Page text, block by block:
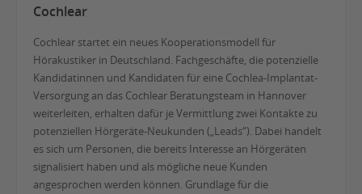
Cochlear
Cochlear startet ein neues Kooperationsmodell für
Hörakustiker in Deutschland. Fachgeschäfte, die potenzielle
Kandidatinnen und Kandidaten für eine Cochlea-Implantat-
Versorgung an das Cochlear Beratungsteam in Hannover
weiterleiten, erhalten dafür je Vermittlung zwei Kontakte zu
potenziellen Hörgeräte-Neukunden („Leads“). Dabei handelt
es sich um Personen, die bereits Interesse an Hörgeräten
signalisiert haben und als mögliche neue Kunden
angesprochen werden können. Grundlage für die